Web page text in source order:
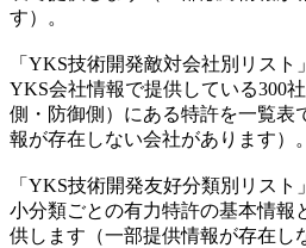
す）。
「YKS技術開発敵対会社別リスト」
YKS会社情報で提供している300
側・防御側）にある特許を一覧表
報が存在しない会社があります）。
「YKS技術開発友好分類別リスト」
小分類ごとの有力特許の基本情報
供します（一部提供情報が存在し